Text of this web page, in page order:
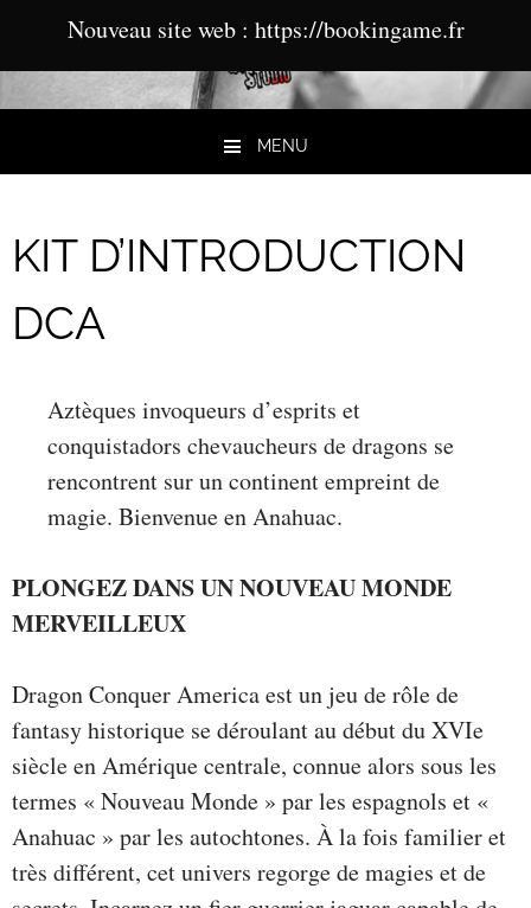
MENU
KIT D’INTRODUCTION
DCA
Aztèques invoqueurs d’esprits et
conquistadors chevaucheurs de dragons se
rencontrent sur un continent empreint de
magie. Bienvenue en Anahuac.
PLONGEZ DANS UN NOUVEAU MONDE
MERVEILLEUX
Dragon Conquer America est un jeu de rôle de
fantasy historique se déroulant au début du XVIe
siècle en Amérique centrale, connue alors sous les
termes « Nouveau Monde » par les espagnols et «
Anahuac » par les autochtones. À la fois familier et
très différent, cet univers regorge de magies et de
Nouveau site web : https://bookingame.fr